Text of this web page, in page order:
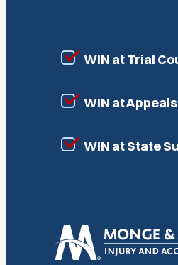
WIN at Trial
WIN at
WIN at State